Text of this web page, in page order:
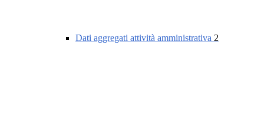
Dati aggregati attività amministrativa 2